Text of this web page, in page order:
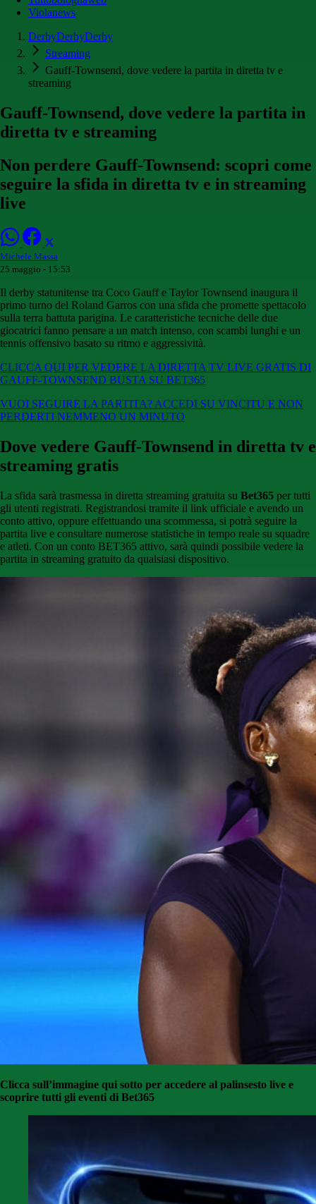
Violanews
DerbyDerbyDerby
Streaming
Gauff-Townsend, dove vedere la partita in diretta tv e
streaming
Gauff-Townsend, dove vedere la partita in
diretta tv e streaming
Non perdere Gauff-Townsend: scopri come
seguire la sfida in diretta tv e in streaming
live
Michele Massa
25 maggio - 15:53
Il derby statunitense tra Coco Gauff e Taylor Townsend inaugura il
primo turno del Roland Garros con una sfida che promette spettacolo
sulla terra battuta parigina. Le caratteristiche tecniche delle due
giocatrici fanno pensare a un match intenso, con scambi lunghi e un
tennis offensivo basato su ritmo e aggressività.
CLICCA QUI PER VEDERE LA DIRETTA TV LIVE GRATIS DI
GAUFF-TOWNSEND BUSTA SU BET365
VUOI SEGUIRE LA PARTITA? ACCEDI SU VINCITU E NON
PERDERTI NEMMENO UN MINUTO
Dove vedere Gauff-Townsend in diretta tv e
streaming gratis
La sfida sarà trasmessa in diretta streaming gratuita su Bet365 per tutti
gli utenti registrati. Registrandosi tramite il link ufficiale e avendo un
conto attivo, oppure effettuando una scommessa, si potrà seguire la
partita live e consultare numerose statistiche in tempo reale su squadre
e atleti. Con un conto BET365 attivo, sarà quindi possibile vedere la
partita in streaming gratuito da qualsiasi dispositivo.
Clicca sull’immagine qui sotto per accedere al palinsesto live e
scoprire tutti gli eventi di Bet365